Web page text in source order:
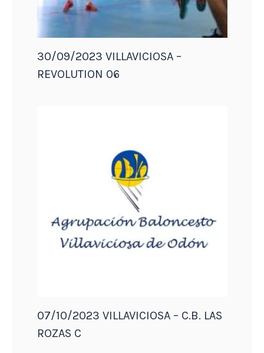
30/09/2023 VILLAVICIOSA –
REVOLUTION 06
07/10/2023 VILLAVICIOSA – C.B. LAS
ROZAS C